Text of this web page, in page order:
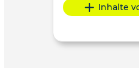
Inhalte